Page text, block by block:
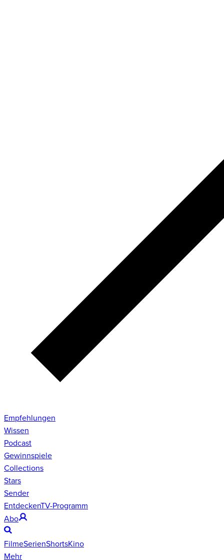
Empfehlungen
Wissen
Podcast
Gewinnspiele
Collections
Stars
Sender
EntdeckenTV-Programm
Abo
FilmeSerienShortsKino
Mehr